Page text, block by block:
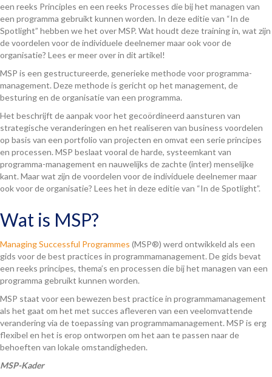
een reeks Principles en een reeks Processes die bij het managen van
een programma gebruikt kunnen worden. In deze editie van “In de
Spotlight” hebben we het over MSP. Wat houdt deze training in, wat zijn
de voordelen voor de individuele deelnemer maar ook voor de
organisatie? Lees er meer over in dit artikel!
MSP is een gestructureerde, generieke methode voor programma-
management. Deze methode is gericht op het management, de
besturing en de organisatie van een programma.
Het beschrijft de aanpak voor het gecoördineerd aansturen van
strategische veranderingen en het realiseren van business voordelen
op basis van een portfolio van projecten en omvat een serie principes
en processen. MSP beslaat vooral de harde, systeemkant van
programma-management en nauwelijks de zachte (inter) menselijke
kant. Maar wat zijn de voordelen voor de individuele deelnemer maar
ook voor de organisatie? Lees het in deze editie van “In de Spotlight”.
Wat is MSP?
Managing Successful Programmes (MSP®) werd ontwikkeld als een
gids voor de best practices in programmamanagement. De gids bevat
een reeks principes, thema’s en processen die bij het managen van een
programma gebruikt kunnen worden.
MSP staat voor een bewezen best practice in programmamanagement
als het gaat om het met succes afleveren van een veelomvattende
verandering via de toepassing van programmamanagement. MSP is erg
flexibel en het is erop ontworpen om het aan te passen naar de
behoeften van lokale omstandigheden.
MSP-Kader